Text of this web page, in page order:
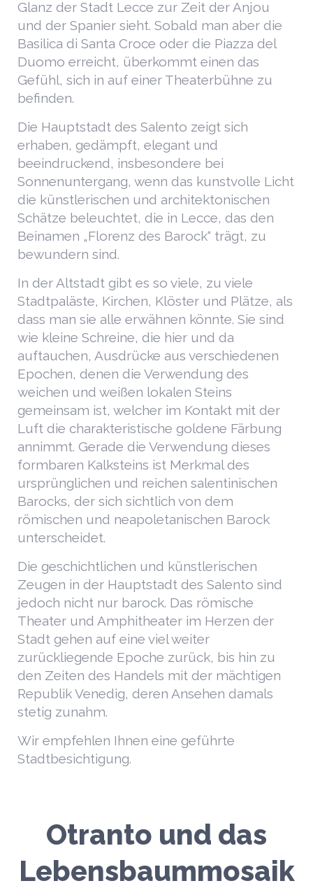
Glanz der Stadt Lecce zur Zeit der Anjou
und der Spanier sieht. Sobald man aber die
Basilica di Santa Croce oder die Piazza del
Duomo erreicht, überkommt einen das
Gefühl, sich in auf einer Theaterbühne zu
befinden.
Die Hauptstadt des Salento zeigt sich
erhaben, gedämpft, elegant und
beeindruckend, insbesondere bei
Sonnenuntergang, wenn das kunstvolle Licht
die künstlerischen und architektonischen
Schätze beleuchtet, die in Lecce, das den
Beinamen „Florenz des Barock“ trägt, zu
bewundern sind.
In der Altstadt gibt es so viele, zu viele
Stadtpaläste, Kirchen, Klöster und Plätze, als
dass man sie alle erwähnen könnte. Sie sind
wie kleine Schreine, die hier und da
auftauchen, Ausdrücke aus verschiedenen
Epochen, denen die Verwendung des
weichen und weißen lokalen Steins
gemeinsam ist, welcher im Kontakt mit der
Luft die charakteristische goldene Färbung
annimmt. Gerade die Verwendung dieses
formbaren Kalksteins ist Merkmal des
ursprünglichen und reichen salentinischen
Barocks, der sich sichtlich von dem
römischen und neapoletanischen Barock
unterscheidet.
Die geschichtlichen und künstlerischen
Zeugen in der Hauptstadt des Salento sind
jedoch nicht nur barock. Das römische
Theater und Amphitheater im Herzen der
Stadt gehen auf eine viel weiter
zurückliegende Epoche zurück, bis hin zu
den Zeiten des Handels mit der mächtigen
Republik Venedig, deren Ansehen damals
stetig zunahm.
Wir empfehlen Ihnen eine geführte
Stadtbesichtigung.
Otranto und das
Lebensbaummosaik